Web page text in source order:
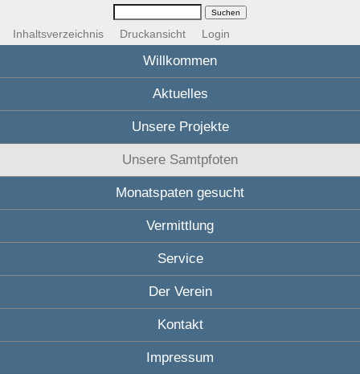
Inhaltsverzeichnis Druckansicht Login
Willkommen
Aktuelles
Unsere Projekte
Unsere Samtpfoten
Monatspaten gesucht
Vermittlung
Service
Der Verein
Kontakt
Impressum